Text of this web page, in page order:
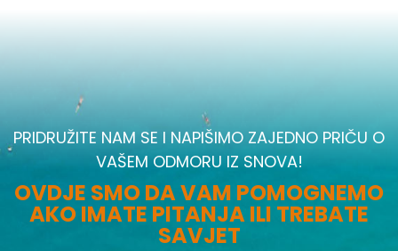
PRIDRUŽITE NAM SE I NAPIŠIMO ZAJEDNO PRIČU O
VAŠEM ODMORU IZ SNOVA!
OVDJE SMO DA VAM POMOGNEMO
AKO IMATE PITANJA ILI TREBATE
SAVJET